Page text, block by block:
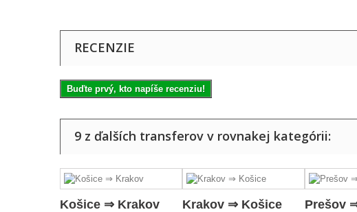
RECENZIE
Buďte prvý, kto napíše recenziu!
9 z ďalších transferov v rovnakej kategórii:
Košice ⇒ Krakov Krakov ⇒ Košice Prešov